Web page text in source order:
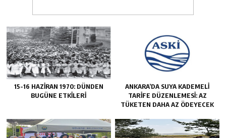
15-16 HAZIRAN 1970: DÜNDEN
BUGÜNE ETKILERI
ANKARA’DA SUYA KADEMELI
TARIFE DÜZENLEMESI: AZ
TÜKETEN DAHA AZ ÖDEYECEK